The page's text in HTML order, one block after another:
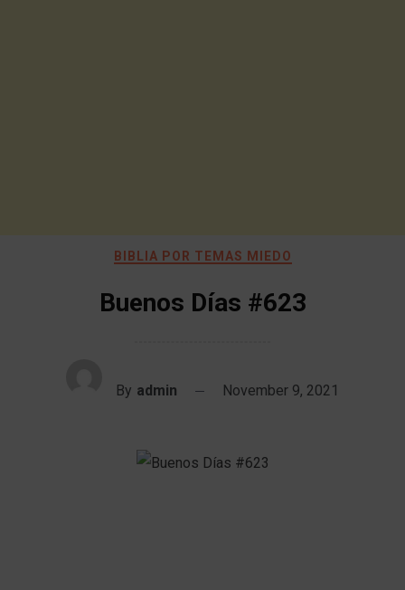
BIBLIA POR TEMAS MIEDO
Buenos Días #623
By admin November 9, 2021